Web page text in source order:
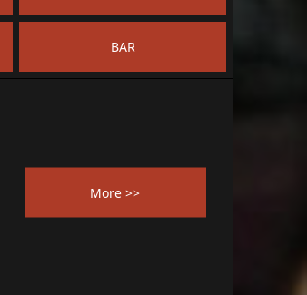
BAR
More >>